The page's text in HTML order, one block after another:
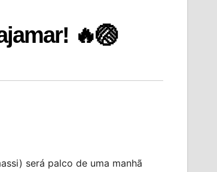
🔥🏐
será palco de uma manhã